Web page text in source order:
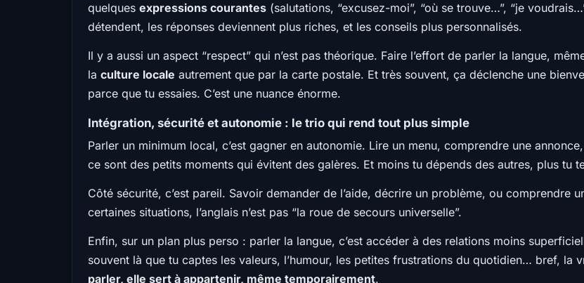
quelques expressions courantes (salutations, “excusez-moi”, “où se trouve…”, “je
détendent, les réponses deviennent plus riches, et les conseils plus personnalisés.
Il y a aussi un aspect “respect” qui n’est pas théorique. Faire l’effort de parler la langue,
la culture locale autrement que par la carte postale. Et très souvent, ça déclenche une
parce que tu essaies. C’est une nuance énorme.
Intégration, sécurité et autonomie : le trio qui rend tout plus simple
Parler un minimum local, c’est gagner en autonomie. Lire un menu, comprendre une
ce sont des petits moments qui évitent des galères. Et moins tu dépends des autres, plus tu
Côté sécurité, c’est pareil. Savoir demander de l’aide, décrire un problème, ou comprendre
certaines situations, l’anglais n’est pas “la roue de secours universelle”.
Enfin, sur un plan plus perso : parler la langue, c’est accéder à des relations moins
souvent là que tu captes les valeurs, l’humour, les petites frustrations du quotidien… bref, la
parler, elle sert à appartenir, même temporairement.